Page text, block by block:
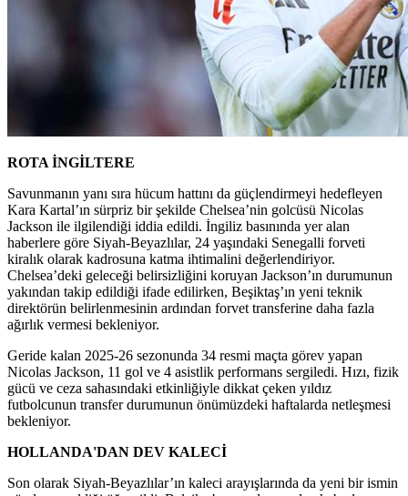
ROTA İNGİLTERE
Savunmanın yanı sıra hücum hattını da güçlendirmeyi hedefleyen
Kara Kartal’ın sürpriz bir şekilde Chelsea’nin golcüsü Nicolas
Jackson ile ilgilendiği iddia edildi. İngiliz basınında yer alan
haberlere göre Siyah-Beyazlılar, 24 yaşındaki Senegalli forveti
kiralık olarak kadrosuna katma ihtimalini değerlendiriyor.
Chelsea’deki geleceği belirsizliğini koruyan Jackson’ın durumunun
yakından takip edildiği ifade edilirken, Beşiktaş’ın yeni teknik
direktörün belirlenmesinin ardından forvet transferine daha fazla
ağırlık vermesi bekleniyor.
Geride kalan 2025-26 sezonunda 34 resmi maçta görev yapan
Nicolas Jackson, 11 gol ve 4 asistlik performans sergiledi. Hızı, fizik
gücü ve ceza sahasındaki etkinliğiyle dikkat çeken yıldız
futbolcunun transfer durumunun önümüzdeki haftalarda netleşmesi
bekleniyor.
HOLLANDA'DAN DEV KALECİ
Son olarak Siyah-Beyazlılar’ın kaleci arayışlarında da yeni bir ismin